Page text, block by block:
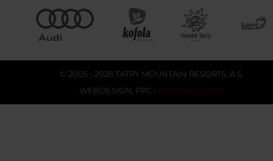
© 2005 - 2026 TATRY MOUNTAIN RESORTS, A.S.
WEBDESIGN PPC › NETSUCCESS.SK